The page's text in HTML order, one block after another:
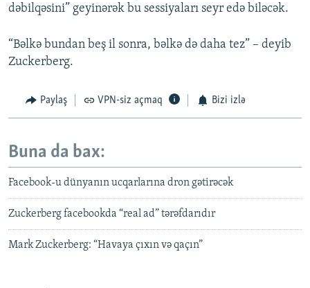
dəbilqəsini” geyinərək bu sessiyaları seyr edə biləcək.
“Bəlkə bundan beş il sonra, bəlkə də daha tez” – deyib
Zuckerberg.
Paylaş VPN-siz açmaq Bizi izlə
Buna da bax:
Facebook-u dünyanın ucqarlarına dron gətirəcək
Zuckerberg facebookda “real ad” tərəfdarıdır
Mark Zuckerberg: “Havaya çıxın və qaçın”